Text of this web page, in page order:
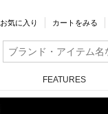
お気に入り カートをみる
FEATURES